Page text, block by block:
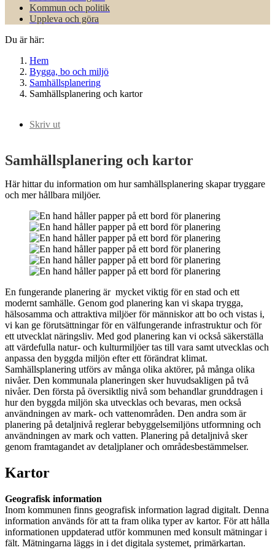
Kommun och politik
Uppleva och göra
Du är här:
Hem
Bygga, bo och miljö
Samhällsplanering
Samhällsplanering och kartor
Skriv ut
Samhällsplanering och kartor
Här hittar du information om hur samhällsplanering skapar tryggare
och mer hållbara miljöer.
En fungerande planering är mycket viktig för en stad och ett
modernt samhälle. Genom god planering kan vi skapa trygga,
hälsosamma och attraktiva miljöer för människor att bo och vistas i,
vi kan ge förutsättningar för en välfungerande infrastruktur och för
ett utvecklat näringsliv. Med god planering kan vi också säkerställa
att värdefulla natur- och kulturmiljöer tas till vara samt utvecklas och
anpassa den byggda miljön efter ett förändrat klimat.
Samhällsplanering utförs av många olika aktörer, på många olika
nivåer. Den kommunala planeringen sker huvudsakligen på två
nivåer. Den första på översiktlig nivå som behandlar grunddragen i
hur den byggda miljön ska utvecklas och bevaras, men också
användningen av mark- och vattenområden. Den andra som är
planering på detaljnivå reglerar bebyggelsemiljöns utformning och
användningen av mark och vatten. Planering på detaljnivå sker
genom framtagandet av detaljplaner och områdesbestämmelser.
Kartor
Geografisk information
Inom kommunen finns geografisk information lagrad digitalt. Denna
information används för att ta fram olika typer av kartor. För att hålla
informationen uppdaterad utför kommunen med konsult mätningar i
fält. Mätningarna läggs in i det digitala systemet, primärkartan.